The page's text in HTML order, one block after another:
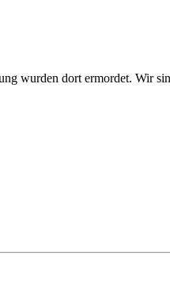
wurden dort ermordet. Wir